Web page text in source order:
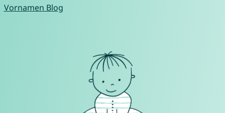
Vornamen Blog